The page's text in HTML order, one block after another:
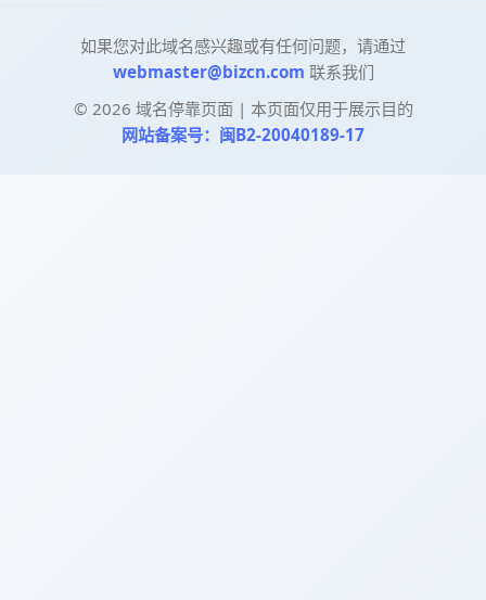
如果您对此域名感兴趣或有任何问题，请通过
webmaster@bizcn.com 联系我们
© 2026 域名停靠页面 | 本页面仅用于展示目的
网站备案号：闽B2-20040189-17